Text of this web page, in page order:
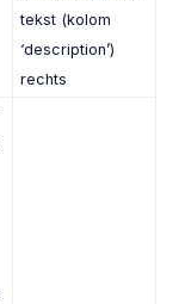
tekst (kolom
‘description’)
rechts